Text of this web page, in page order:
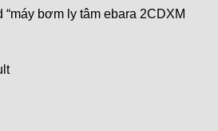
bơm ly tâm ebara 2CDXM